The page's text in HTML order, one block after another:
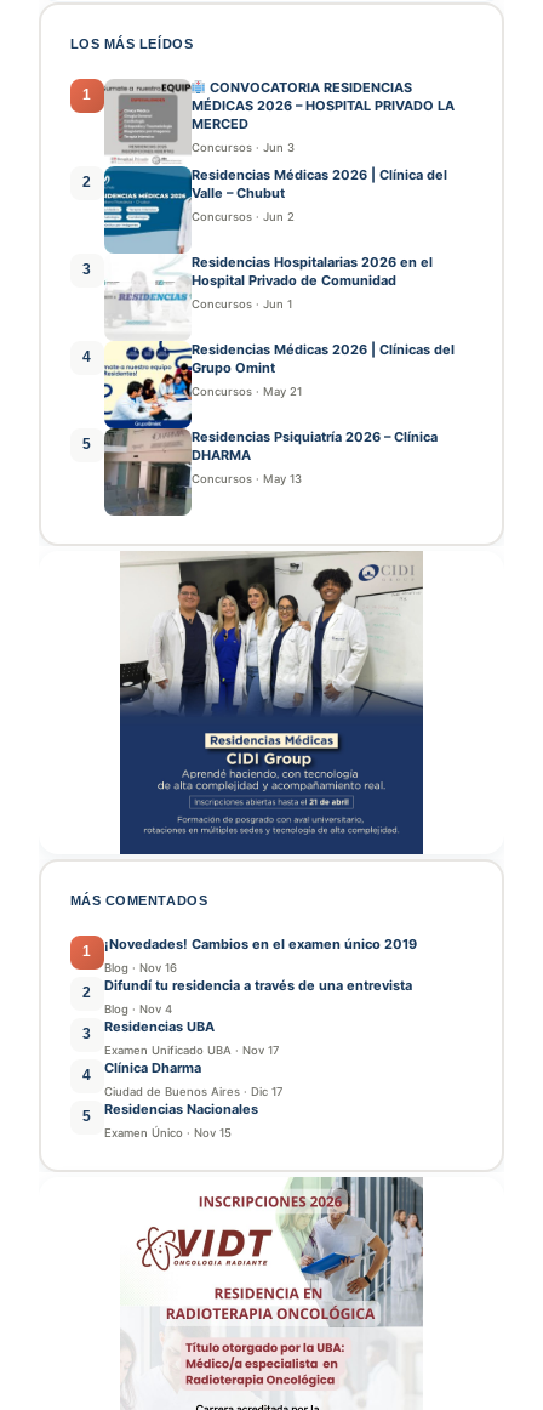
LOS MÁS LEÍDOS
1
CONVOCATORIA RESIDENCIAS
MÉDICAS 2026 – HOSPITAL PRIVADO LA
MERCED
Concursos · Jun 3
2
Residencias Médicas 2026 | Clínica del
Valle – Chubut
Concursos · Jun 2
3
Residencias Hospitalarias 2026 en el
Hospital Privado de Comunidad
Concursos · Jun 1
4
Residencias Médicas 2026 | Clínicas del
Grupo Omint
Concursos · May 21
5
Residencias Psiquiatría 2026 – Clínica
DHARMA
Concursos · May 13
MÁS COMENTADOS
1 ¡Novedades! Cambios en el examen único 2019
Blog · Nov 16
2 Difundí tu residencia a través de una entrevista
Blog · Nov 4
3 Residencias UBA
Examen Unificado UBA · Nov 17
4 Clínica Dharma
Ciudad de Buenos Aires · Dic 17
5 Residencias Nacionales
Examen Único · Nov 15